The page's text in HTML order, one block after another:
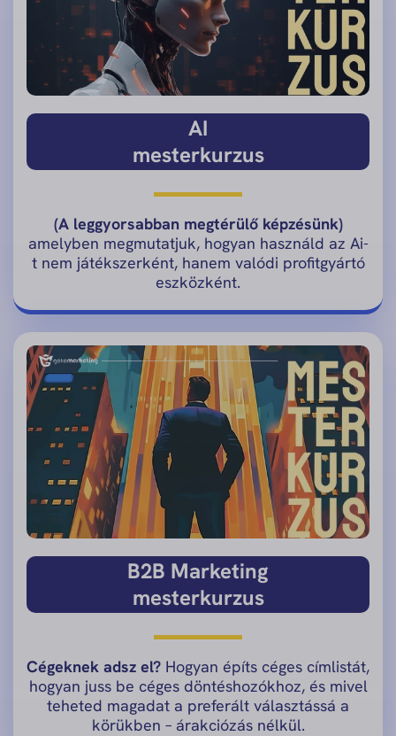
AI
mesterkurzus
(A leggyorsabban megtérülő képzésünk)
amelyben megmutatjuk, hogyan használd az Ai-
t nem játékszerként, hanem valódi profitgyártó
eszközként.
B2B Marketing
mesterkurzus
Cégeknek adsz el? Hogyan építs céges címlistát,
hogyan juss be céges döntéshozókhoz, és mivel
teheted magadat a preferált választássá a
körükben – árakciózás nélkül.